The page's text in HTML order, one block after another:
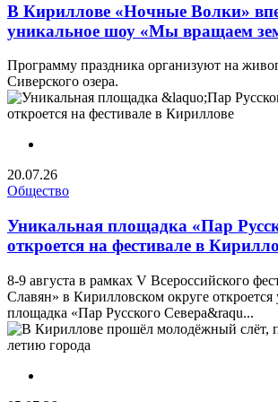
В Кириллове «Ночные Волки»
уникальное шоу «Мы вращаем
Программу праздника организуют на
Сиверского озера.
20.07.26
Общество
Уникальная площадка «Пар
откроется на фестивале в
8-9 августа в рамках V Всероссийского
Славян» в Кирилловском округе откроется
площадка «Пар Русского Севера&raqu...